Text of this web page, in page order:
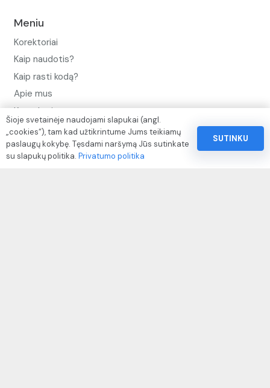
Meniu
Korektoriai
Kaip naudotis?
Kaip rasti kodą?
Apie mus
Kontaktai
Privatumo politika
Pinigų ir prekių grąžinimo politika
Šioje svetainėje naudojami slapukai (angl.
„cookies“), tam kad užtikrintume Jums teikiamų
paslaugų kokybę. Tęsdami naršymą Jūs sutinkate
su slapukų politika. Privatumo politika
SUTINKU